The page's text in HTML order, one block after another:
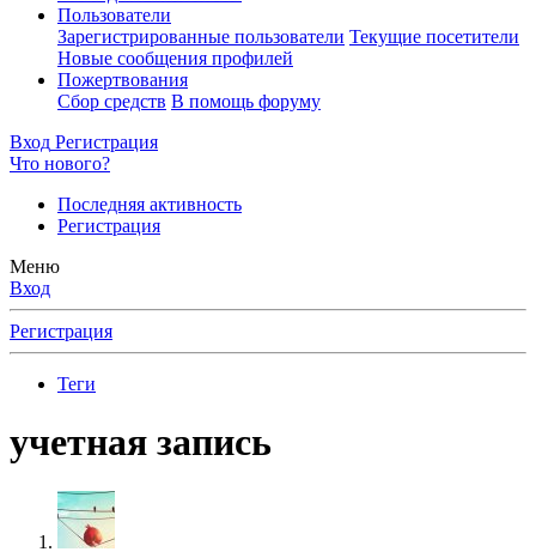
Пользователи
Зарегистрированные пользователи Текущие посетители
Новые сообщения профилей
Пожертвования
Сбор средств В помощь форуму
Вход Регистрация
Что нового?
Последняя активность
Регистрация
Меню
Вход
Регистрация
Теги
учетная запись